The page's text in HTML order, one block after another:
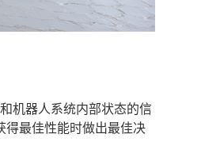
机器人系统内部状态的信
得最佳性能时做出最佳决